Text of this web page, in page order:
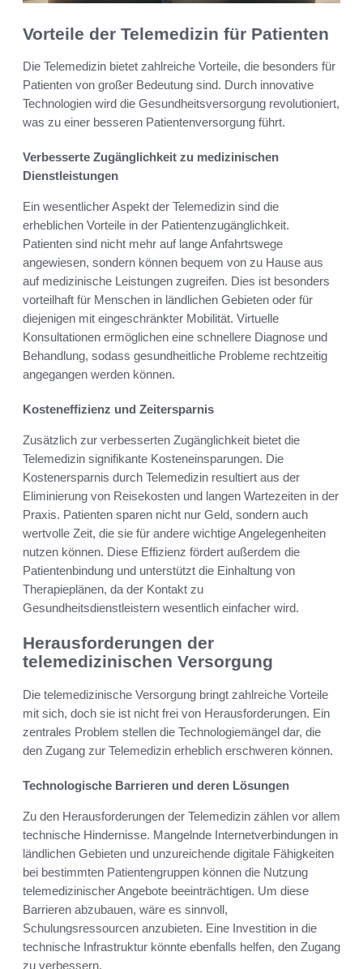
Vorteile der Telemedizin für Patienten
Die Telemedizin bietet zahlreiche Vorteile, die besonders für
Patienten von großer Bedeutung sind. Durch innovative
Technologien wird die Gesundheitsversorgung revolutioniert,
was zu einer besseren Patientenversorgung führt.
Verbesserte Zugänglichkeit zu medizinischen
Dienstleistungen
Ein wesentlicher Aspekt der Telemedizin sind die
erheblichen Vorteile in der Patientenzugänglichkeit.
Patienten sind nicht mehr auf lange Anfahrtswege
angewiesen, sondern können bequem von zu Hause aus
auf medizinische Leistungen zugreifen. Dies ist besonders
vorteilhaft für Menschen in ländlichen Gebieten oder für
diejenigen mit eingeschränkter Mobilität. Virtuelle
Konsultationen ermöglichen eine schnellere Diagnose und
Behandlung, sodass gesundheitliche Probleme rechtzeitig
angegangen werden können.
Kosteneffizienz und Zeitersparnis
Zusätzlich zur verbesserten Zugänglichkeit bietet die
Telemedizin signifikante Kosteneinsparungen. Die
Kostenersparnis durch Telemedizin resultiert aus der
Eliminierung von Reisekosten und langen Wartezeiten in der
Praxis. Patienten sparen nicht nur Geld, sondern auch
wertvolle Zeit, die sie für andere wichtige Angelegenheiten
nutzen können. Diese Effizienz fördert außerdem die
Patientenbindung und unterstützt die Einhaltung von
Therapieplänen, da der Kontakt zu
Gesundheitsdienstleistern wesentlich einfacher wird.
Herausforderungen der
telemedizinischen Versorgung
Die telemedizinische Versorgung bringt zahlreiche Vorteile
mit sich, doch sie ist nicht frei von Herausforderungen. Ein
zentrales Problem stellen die Technologiemängel dar, die
den Zugang zur Telemedizin erheblich erschweren können.
Technologische Barrieren und deren Lösungen
Zu den Herausforderungen der Telemedizin zählen vor allem
technische Hindernisse. Mangelnde Internetverbindungen in
ländlichen Gebieten und unzureichende digitale Fähigkeiten
bei bestimmten Patientengruppen können die Nutzung
telemedizinischer Angebote beeinträchtigen. Um diese
Barrieren abzubauen, wäre es sinnvoll,
Schulungsressourcen anzubieten. Eine Investition in die
technische Infrastruktur könnte ebenfalls helfen, den Zugang
zu verbessern.